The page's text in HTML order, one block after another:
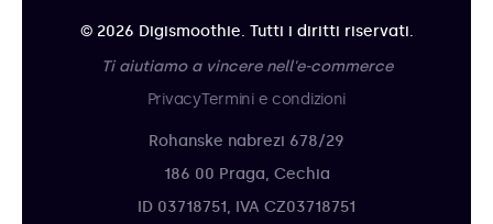
© 2026 Digismoothie. Tutti i diritti riservati.
Ti aiutiamo a vincere nell'e-commerce
PrivacyTermini e condizioni
Rohanske nabrezi 678/29
186 00 Praga, Cechia
ID 03718751, IVA CZ03718751